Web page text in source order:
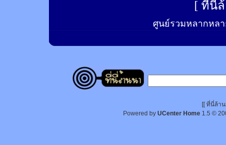
[ ที่นี่
ศูนย์รวมหลากหลา
[[ ที่นี่ล้า
Powered by UCenter Home 1.5 ©